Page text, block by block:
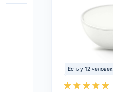
Есть у 12 человек